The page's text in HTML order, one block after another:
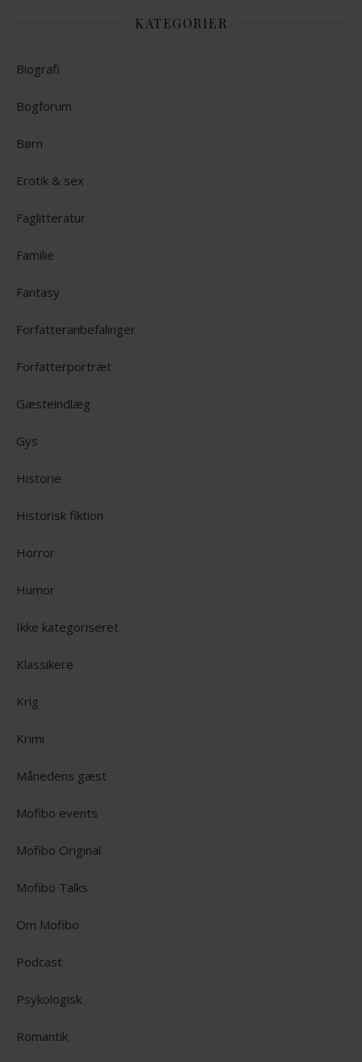
KATEGORIER
Biografi
Bogforum
Børn
Erotik & sex
Faglitteratur
Familie
Fantasy
Forfatteranbefalinger
Forfatterportræt
Gæsteindlæg
Gys
Historie
Historisk fiktion
Horror
Humor
Ikke kategoriseret
Klassikere
Krig
Krimi
Månedens gæst
Mofibo events
Mofibo Original
Mofibo Talks
Om Mofibo
Podcast
Psykologisk
Romantik